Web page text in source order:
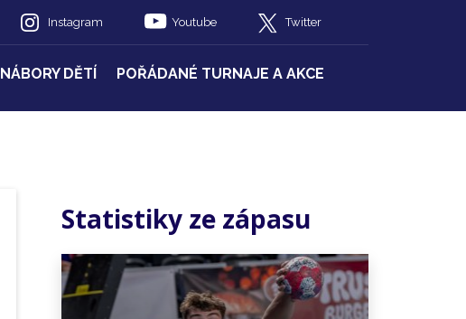
Instagram Youtube Twitter
NÁBORY DĚTÍ POŘÁDANÉ TURNAJE A AKCE
Statistiky ze zápasu